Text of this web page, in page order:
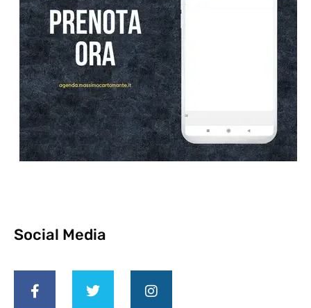
Social Media